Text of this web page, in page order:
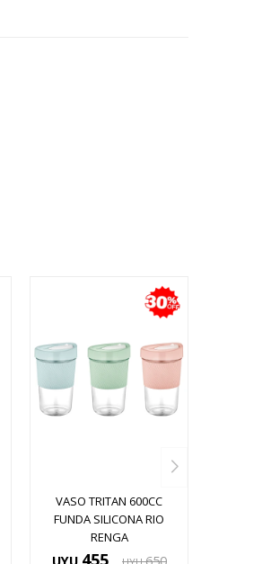
VASO TRITAN 600CC
FUNDA SILICONA RIO
RENGA